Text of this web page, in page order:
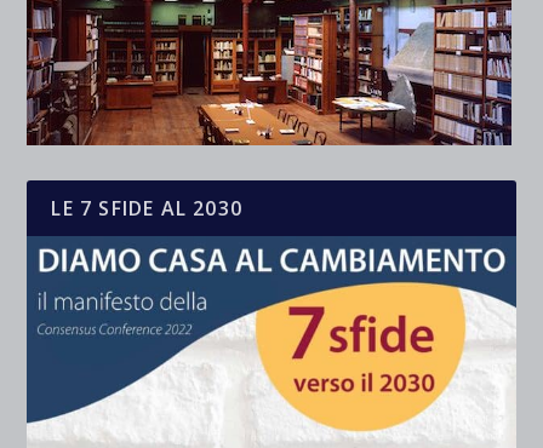
LE 7 SFIDE AL 2030